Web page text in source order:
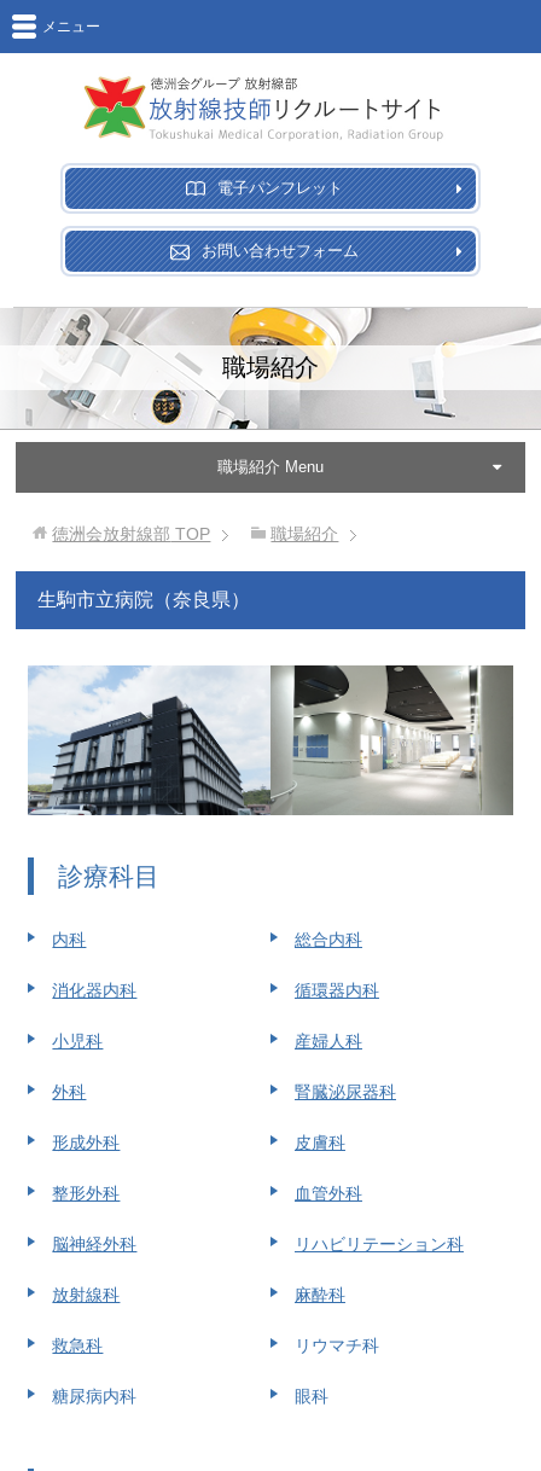
メニュー
電子パンフレット
お問い合わせフォーム
職場紹介
徳洲会放射線部 TOP 職場紹介
生駒市立病院（奈良県）
診療科目
内科 総合内科
消化器内科 循環器内科
小児科 産婦人科
外科 腎臓泌尿器科
形成外科 皮膚科
整形外科 血管外科
脳神経外科 リハビリテーション科
放射線科 麻酔科
救急科 リウマチ科
糖尿病内科 眼科
職場紹介 Menu